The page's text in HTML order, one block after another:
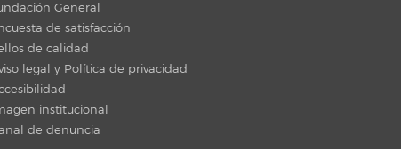
General
de satisfacción
de calidad
legal y Política de privacidad
institucional
de denuncia